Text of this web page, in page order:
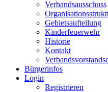
Verbandsausschuss
Gebietsaufteilung
Kinderfeuerwehr
Historie
Kontakt
Bürgerinfos
Login
Registrieren